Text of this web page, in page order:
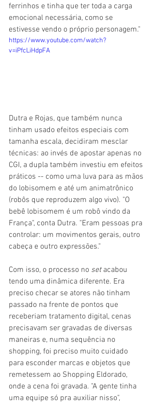
ferrinhos e tinha que ter toda a carga
emocional necessária, como se
estivesse vendo o próprio personagem."
https://www.youtube.com/watch?
v=iPfcLiHdpFA
Dutra e Rojas, que também nunca
tinham usado efeitos especiais com
tamanha escala, decidiram mesclar
técnicas: ao invés de apostar apenas no
CGI, a dupla também investiu em efeitos
práticos -- como uma luva para as mãos
do lobisomem e até um animatrônico
(robôs que reproduzem algo vivo). "O
bebê lobisomem é um robô vindo da
França", conta Dutra. "Eram pessoas pra
controlar: um movimentos gerais, outro
cabeça e outro expressões."
Com isso, o processo no set acabou
tendo uma dinâmica diferente. Era
preciso checar se atores não tinham
passado na frente de pontos que
receberiam tratamento digital, cenas
precisavam ser gravadas de diversas
maneiras e, numa sequência no
shopping, foi preciso muito cuidado
para esconder marcas e objetos que
remetessem ao Shopping Eldorado,
onde a cena foi gravada. "A gente tinha
uma equipe só pra auxiliar nisso",